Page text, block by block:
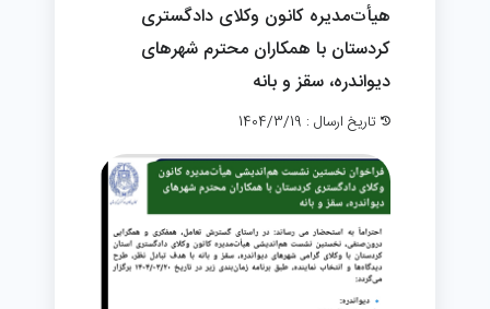
هیأت‌مدیره کانون وکلای دادگستری
کردستان با همکاران محترم شهرهای
دیواندره، سقز و بانه
تاریخ ارسال : 1404/3/19